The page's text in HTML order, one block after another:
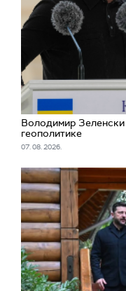
Володимир
геополитике
07. 08. 2026.